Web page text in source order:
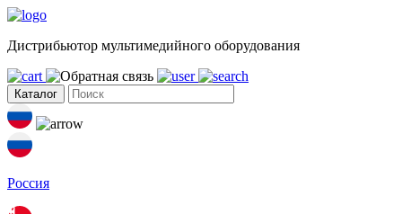
Дистрибьютор мультимедийного оборудования
Каталог
Россия